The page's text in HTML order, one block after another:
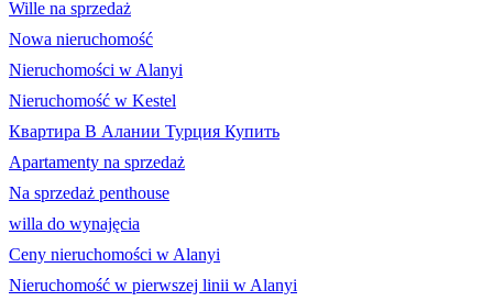
Wille na sprzedaż
Nowa nieruchomość
Nieruchomości w Alanyi
Nieruchomość w Kestel
Квартира В Алании Турция Купить
Apartamenty na sprzedaż
Na sprzedaż penthouse
willa do wynajęcia
Ceny nieruchomości w Alanyi
Nieruchomość w pierwszej linii w Alanyi